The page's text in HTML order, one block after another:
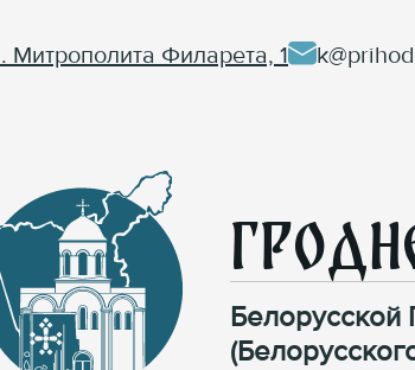
Митрополита Филарета, 1